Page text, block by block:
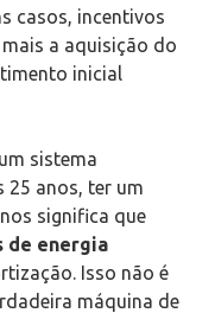
casos, incentivos
a aquisição do
inicial
sistema
anos, ter um
significa que
de energia
Isso não é
máquina de